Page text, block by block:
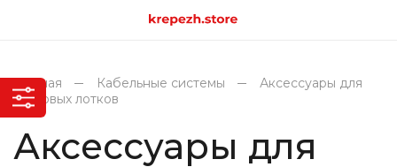
Главная Кабельные системы
Аксессуары для
листовых лотков
Аксессуары для